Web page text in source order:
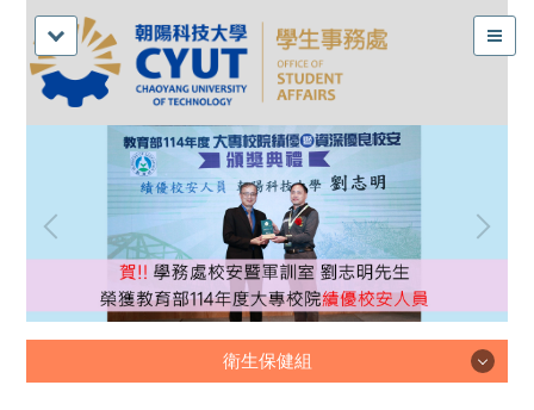
衛生保健組